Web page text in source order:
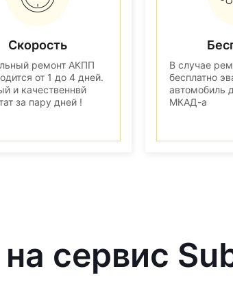
Скорость
ремонт АКПП
от 1 до 4 дней.
и качественнвй
за пару дней !
В случае
бесплатно
автомобиль
МКАД-а
сервис